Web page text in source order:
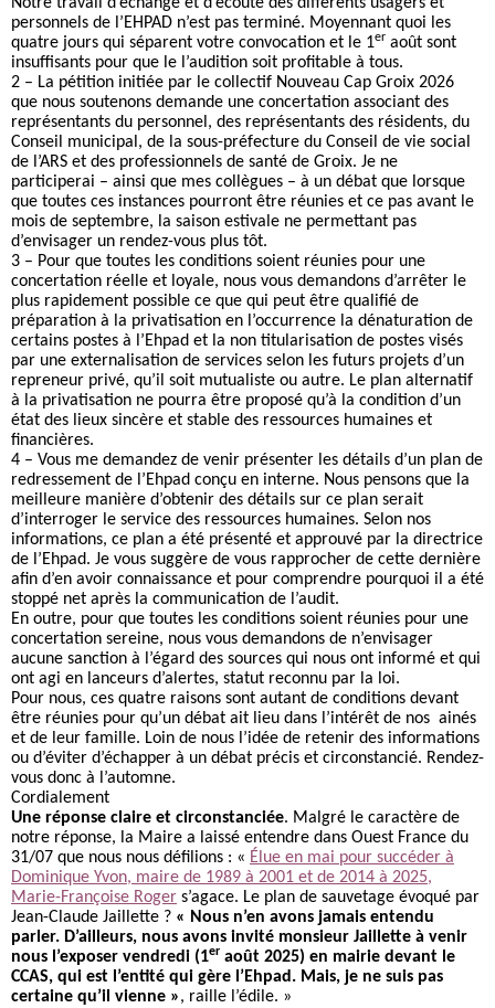
personnels de l’EHPAD n’est pas terminé. Moyennant quoi les
quatre jours qui séparent votre convocation et le 1er août sont
insuffisants pour que le l’audition soit profitable à tous.
2 – La pétition initiée par le collectif Nouveau Cap Groix 2026
que nous soutenons demande une concertation associant des
représentants du personnel, des représentants des résidents, du
Conseil municipal, de la sous-préfecture du Conseil de vie social
de l’ARS et des professionnels de santé de Groix. Je ne
participerai – ainsi que mes collègues – à un débat que lorsque
que toutes ces instances pourront être réunies et ce pas avant le
mois de septembre, la saison estivale ne permettant pas
d’envisager un rendez-vous plus tôt.
3 – Pour que toutes les conditions soient réunies pour une
concertation réelle et loyale, nous vous demandons d’arrêter le
plus rapidement possible ce que qui peut être qualifié de
préparation à la privatisation en l’occurrence la dénaturation de
certains postes à l’Ehpad et la non titularisation de postes visés
par une externalisation de services selon les futurs projets d’un
repreneur privé, qu’il soit mutualiste ou autre. Le plan alternatif
à la privatisation ne pourra être proposé qu’à la condition d’un
état des lieux sincère et stable des ressources humaines et
financières.
4 – Vous me demandez de venir présenter les détails d’un plan de
redressement de l’Ehpad conçu en interne. Nous pensons que la
meilleure manière d’obtenir des détails sur ce plan serait
d’interroger le service des ressources humaines. Selon nos
informations, ce plan a été présenté et approuvé par la directrice
de l’Ehpad. Je vous suggère de vous rapprocher de cette dernière
afin d’en avoir connaissance et pour comprendre pourquoi il a été
stoppé net après la communication de l’audit.
En outre, pour que toutes les conditions soient réunies pour une
concertation sereine, nous vous demandons de n’envisager
aucune sanction à l’égard des sources qui nous ont informé et qui
ont agi en lanceurs d’alertes, statut reconnu par la loi.
Pour nous, ces quatre raisons sont autant de conditions devant
être réunies pour qu’un débat ait lieu dans l’intérêt de nos ainés
et de leur famille. Loin de nous l’idée de retenir des informations
ou d’éviter d’échapper à un débat précis et circonstancié. Rendez-
vous donc à l’automne.
Cordialement
Une réponse claire et circonstanciée. Malgré le caractère de
notre réponse, la Maire a laissé entendre dans Ouest France du
31/07 que nous nous défilions : « Élue en mai pour succéder à
Dominique Yvon, maire de 1989 à 2001 et de 2014 à 2025,
Marie-Françoise Roger s’agace. Le plan de sauvetage évoqué par
Jean-Claude Jaillette ? « Nous n’en avons jamais entendu
parler. D’ailleurs, nous avons invité monsieur Jaillette à venir
nous l’exposer vendredi (1er août 2025) en mairie devant le
CCAS, qui est l’entité qui gère l’Ehpad. Mais, je ne suis pas
certaine qu’il vienne », raille l’édile. »